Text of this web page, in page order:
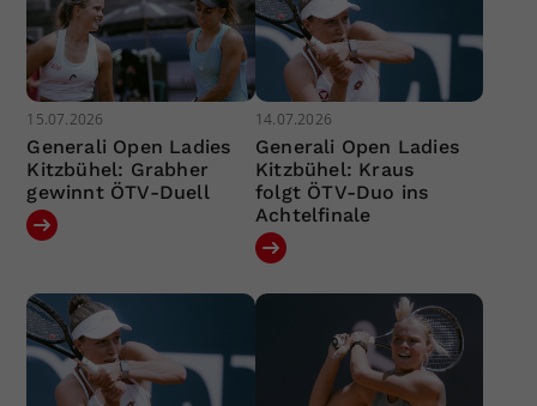
15.07.2026
Generali Open Ladies
Kitzbühel: Grabher
gewinnt ÖTV-Duell
14.07.2026
Generali Open Ladies
Kitzbühel: Kraus
folgt ÖTV-Duo ins
Achtelfinale